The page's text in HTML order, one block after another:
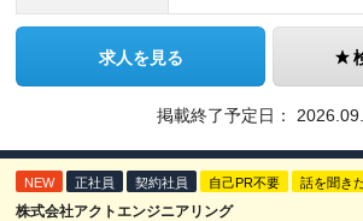
求人を見る
掲載終了予定日：
NEW 正社員 契約社員 自己PR不要 話を聞き
株式会社アクトエンジニアリング